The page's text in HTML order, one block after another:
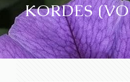
KORDES